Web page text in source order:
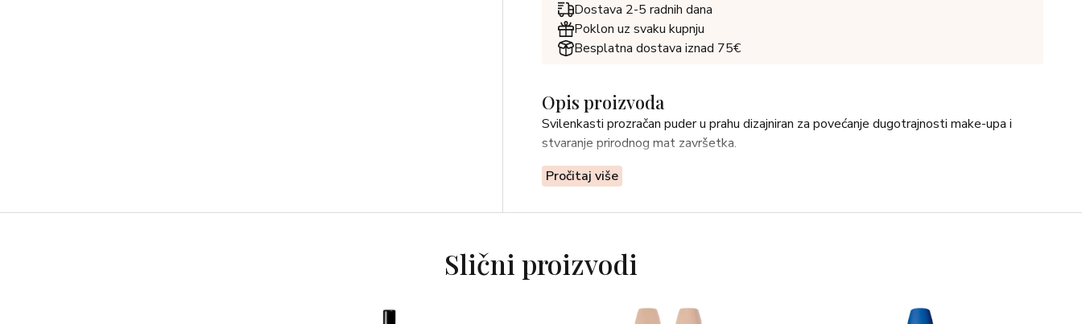
Dostava 2-5 radnih dana
Poklon uz svaku kupnju
Besplatna dostava iznad 75€
Opis proizvoda
Svilenkasti prozračan puder u prahu dizajniran za povećanje dugotrajnosti make-upa i
stvaranje prirodnog mat završetka.
Pročitaj više
Slični proizvodi